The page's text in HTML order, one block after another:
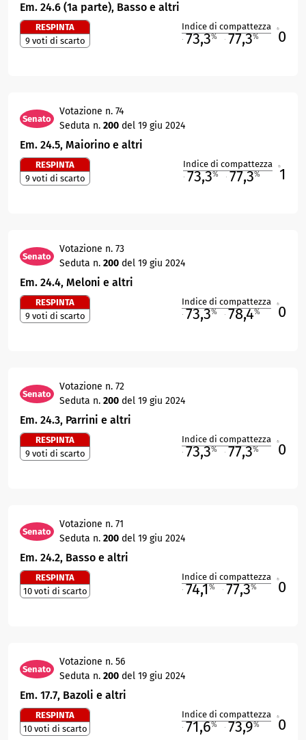
Em. 24.6 (1a parte), Basso e altri
RESPINTA
9 voti di scarto
Indice di compattezza
73,3% 77,3% 0
Senato
Votazione n. 74
Seduta n. 200 del 19 giu 2024
Em. 24.5, Maiorino e altri
RESPINTA
9 voti di scarto
Indice di compattezza
73,3% 77,3% 1
Senato
Votazione n. 73
Seduta n. 200 del 19 giu 2024
Em. 24.4, Meloni e altri
RESPINTA
9 voti di scarto
Indice di compattezza
73,3% 78,4% 0
Senato
Votazione n. 72
Seduta n. 200 del 19 giu 2024
Em. 24.3, Parrini e altri
RESPINTA
9 voti di scarto
Indice di compattezza
73,3% 77,3% 0
Senato
Votazione n. 71
Seduta n. 200 del 19 giu 2024
Em. 24.2, Basso e altri
RESPINTA
10 voti di scarto
Indice di compattezza
74,1% 77,3% 0
Senato
Votazione n. 56
Seduta n. 200 del 19 giu 2024
Em. 17.7, Bazoli e altri
RESPINTA
10 voti di scarto
Indice di compattezza
71,6% 73,9% 0